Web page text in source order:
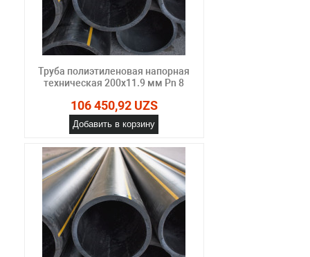
Труба полиэтиленовая напорная
техническая 200х11.9 мм Pn 8
106 450,92 UZS
Добавить в корзину